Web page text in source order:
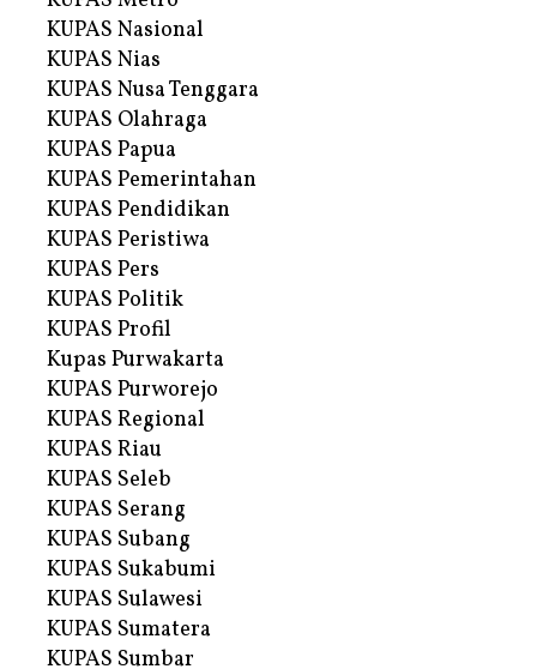
KUPAS Nasional
KUPAS Nias
KUPAS Nusa Tenggara
KUPAS Olahraga
KUPAS Papua
KUPAS Pemerintahan
KUPAS Pendidikan
KUPAS Peristiwa
KUPAS Pers
KUPAS Politik
KUPAS Profil
Kupas Purwakarta
KUPAS Purworejo
KUPAS Regional
KUPAS Riau
KUPAS Seleb
KUPAS Serang
KUPAS Subang
KUPAS Sukabumi
KUPAS Sulawesi
KUPAS Sumatera
KUPAS Sumbar